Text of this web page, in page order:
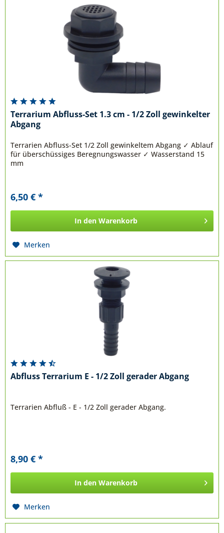
Terrarium Abfluss-Set 1.3 cm - 1/2 Zoll gewinkelter
Abgang
Terrarien Abfluss-Set 1/2 Zoll gewinkeltem Abgang ✓ Ablauf
für überschüssiges Beregnungswasser ✓ Wasserstand 15
mm
6,50 € *
In den Warenkorb
Merken
Abfluss Terrarium E - 1/2 Zoll gerader Abgang
Terrarien Abfluß - E - 1/2 Zoll gerader Abgang.
8,90 € *
In den Warenkorb
Merken